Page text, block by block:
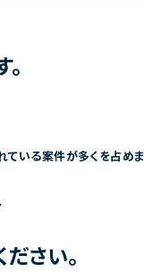
いる案件が多くを占めま
さい。